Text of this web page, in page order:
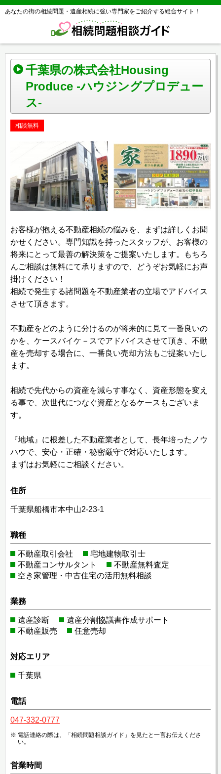
あなたの街の相続問題・遺産相続に強い専門家をご紹介する総合サイト！
千葉県の株式会社Housing
Produce -ハウジングプロデュー
ス-
相談無料
お客様が抱える不動産相続の悩みを、まずは詳しくお聞
かせください。専門知識を持ったスタッフが、お客様の
将来にとって最善の解決策をご提案いたします。もちろ
んご相談は無料にて承りますので、どうぞお気軽にお声
掛けください！
相続で発生する諸問題を不動産業者の立場でアドバイス
させて頂きます。
不動産をどのように分けるのが将来的に見て一番良いの
かを、ケースバイケ－スでアドバイスさせて頂き、不動
産を売却する場合に、一番良い売却方法もご提案いたし
ます。
相続で先代からの資産を減らす事なく、資産形態を変え
る事で、次世代につなぐ資産となるケースもございま
す。
『地域』に根差した不動産業者として、長年培ったノウ
ハウで、安心・正確・秘密厳守で対応いたします。
まずはお気軽にご相談ください。
住所
千葉県船橋市本中山2-23-1
職種
不動産取引会社
宅地建物取引士
不動産コンサルタント
不動産無料査定
空き家管理・中古住宅の活用無料相談
業務
遺産診断
遺産分割協議書作成サポート
不動産販売
任意売却
対応エリア
千葉県
電話
047-332-0777
電話連絡の際は、「相続問題相談ガイド」を見たと一言お伝えくださ
い。
営業時間